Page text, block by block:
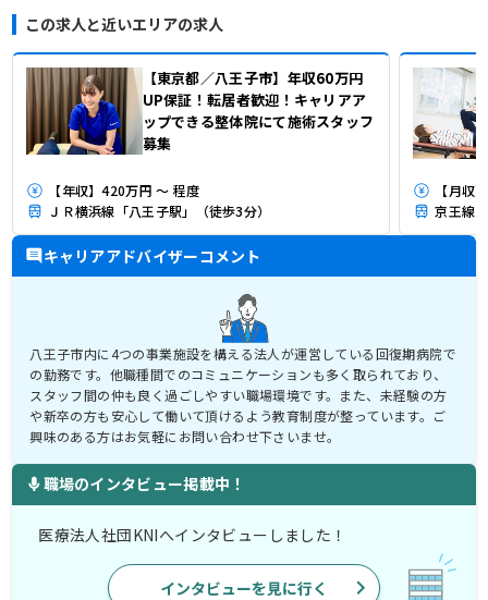
この求人と近いエリアの求人
【東京都／八王子市】年収60万円
UP保証！転居者歓迎！キャリアア
ップできる整体院にて施術スタッフ
募集
【年収】420万円 ～ 程度
ＪＲ横浜線「八王子駅」（徒歩3分）
【月収
京王線
キャリアアドバイザーコメント
八王子市内に4つの事業施設を構える法人が運営している回復期病院で
の勤務です。他職種間でのコミュニケーションも多く取られており、
スタッフ間の仲も良く過ごしやすい職場環境です。また、未経験の方
や新卒の方も安心して働いて頂けるよう教育制度が整っています。ご
興味のある方はお気軽にお問い合わせ下さいませ。
職場のインタビュー掲載中！
医療法人社団KNIへインタビューしました！
インタビューを見に行く